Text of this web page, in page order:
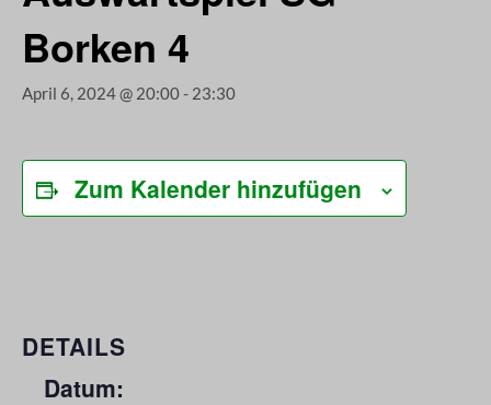
Borken 4
April 6, 2024 @ 20:00- 23:30
Zum Kalender hinzufügen
DETAILS
Datum: